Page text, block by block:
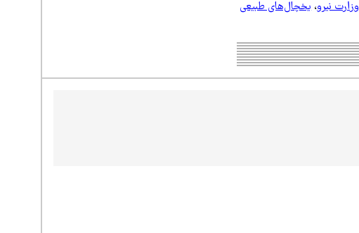
وزارت نیرو،یخچال‌های طبیعی